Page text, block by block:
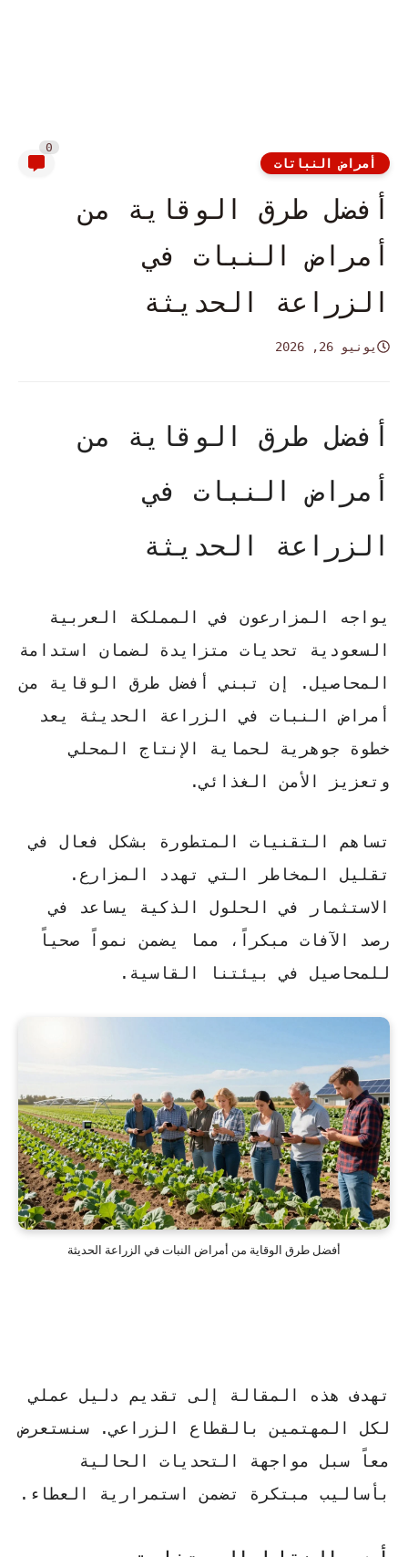
أمراض النباتات
0
أفضل طرق الوقاية من
أمراض النبات في
الزراعة الحديثة
يونيو 26, 2026
أفضل طرق الوقاية من
أمراض النبات في
الزراعة الحديثة
يواجه المزارعون في المملكة العربية
السعودية تحديات متزايدة لضمان استدامة
المحاصيل. إن تبني
أفضل طرق الوقاية من
أمراض النبات في الزراعة الحديثة يعد
خطوة جوهرية لحماية الإنتاج المحلي
وتعزيز الأمن الغذائي.
تساهم التقنيات المتطورة بشكل فعال في
تقليل المخاطر التي تهدد المزارع.
الاستثمار في الحلول الذكية يساعد في
رصد الآفات مبكراً، مما يضمن نمواً صحياً
للمحاصيل في بيئتنا القاسية.
أفضل طرق الوقاية من أمراض النبات في الزراعة الحديثة
تهدف هذه المقالة إلى تقديم دليل عملي
لكل المهتمين بالقطاع الزراعي. سنستعرض
معاً سبل مواجهة التحديات الحالية
بأساليب مبتكرة تضمن استمرارية العطاء.